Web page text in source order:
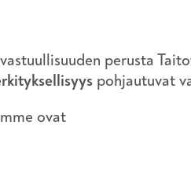
perusta
pohjautuvat
ovat